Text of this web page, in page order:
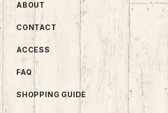
ABOUT
CONTACT
ACCESS
FAQ
SHOPPING GUIDE